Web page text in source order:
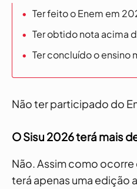
Ter feito o Enem em
Ter obtido nota acima
Ter concluído o ensino
Não ter participado do
O Sisu 2026 terá mais
Não. Assim como
terá apenas uma edição